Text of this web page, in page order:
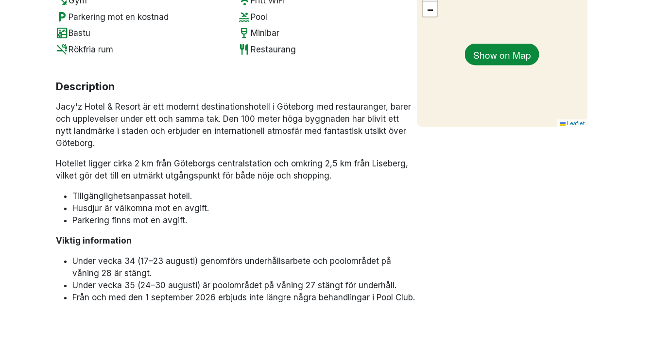
local_parking Parkering mot en kostnad pool Pool
sauna Bastu wine_bar Minibar
smoke_free Rökfria rum restaurant Restaurang
Description
Jacy'z Hotel & Resort är ett modernt destinationshotell i Göteborg med restauranger, barer
och upplevelser under ett och samma tak. Den 100 meter höga byggnaden har blivit ett
nytt landmärke i staden och erbjuder en internationell atmosfär med fantastisk utsikt över
Göteborg.
Hotellet ligger cirka 2 km från Göteborgs centralstation och omkring 2,5 km från Liseberg,
vilket gör det till en utmärkt utgångspunkt för både nöje och shopping.
Tillgänglighetsanpassat hotell.
Husdjur är välkomna mot en avgift.
Parkering finns mot en avgift.
Viktig information
Under vecka 34 (17–23 augusti) genomförs underhållsarbete och poolområdet på
våning 28 är stängt.
Under vecka 35 (24–30 augusti) är poolområdet på våning 27 stängt för underhåll.
Från och med den 1 september 2026 erbjuds inte längre några behandlingar i Pool Club.
Show on Map
−
Leaflet